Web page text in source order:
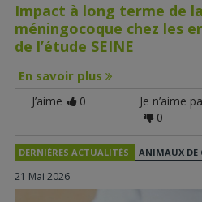
Impact à long terme de
méningocoque chez les
de l’étude SEINE
En savoir plus
J’aime 0
Je n’aime
0
DERNIÈRES ACTUALITÉS ANIMAUX DE
21 Mai 2026